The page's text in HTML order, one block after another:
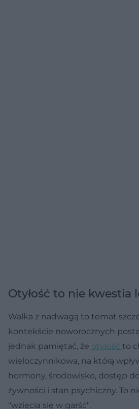
Otyłość to nie kwestia
Walka z nadwagą to temat
kontekście noworocznych
jednak pamiętać, że otyłość to
wieloczynnikowa, na którą
hormony, środowisko, dostęp
żywności i stan psychiczny. To
"wzięcia się w garść".